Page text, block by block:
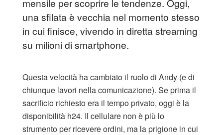
mensile per scoprire le tendenze. Oggi,
una sfilata è vecchia nel momento stesso
in cui finisce, vivendo in diretta streaming
su milioni di smartphone.
Questa velocità ha cambiato il ruolo di Andy (e di
chiunque lavori nella comunicazione). Se prima il
sacrificio richiesto era il tempo privato, oggi è la
disponibilità h24. Il cellulare non è più lo
strumento per ricevere ordini, ma la prigione in cui